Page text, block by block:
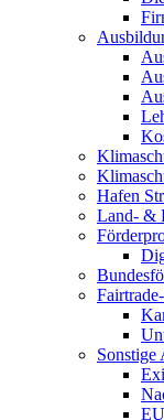
Hafen
Land- &
Sonstige